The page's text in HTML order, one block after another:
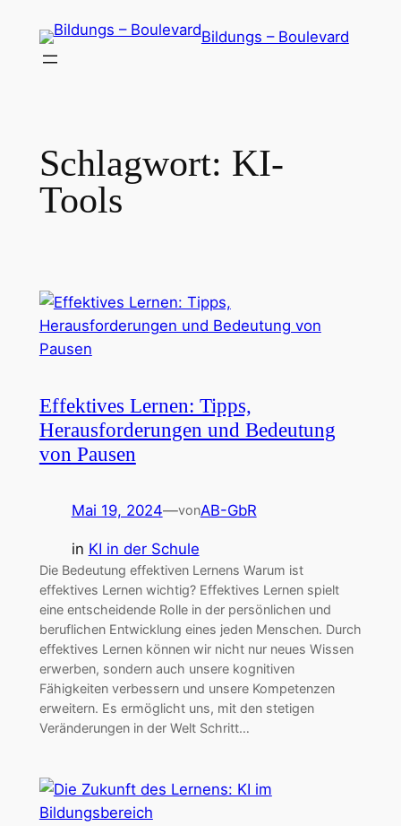
Inhalt
springen
Bildungs – Boulevard
Schlagwort: KI-
Tools
Effektives Lernen: Tipps,
Herausforderungen und Bedeutung
von Pausen
Mai 19, 2024—vonAB-GbR
in KI in der Schule
Die Bedeutung effektiven Lernens Warum ist
effektives Lernen wichtig? Effektives Lernen spielt
eine entscheidende Rolle in der persönlichen und
beruflichen Entwicklung eines jeden Menschen. Durch
effektives Lernen können wir nicht nur neues Wissen
erwerben, sondern auch unsere kognitiven
Fähigkeiten verbessern und unsere Kompetenzen
erweitern. Es ermöglicht uns, mit den stetigen
Veränderungen in der Welt Schritt…